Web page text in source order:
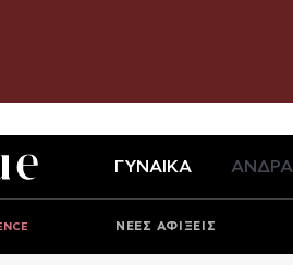
ΓΥΝΑΙΚΑ
ΝΕΕΣ ΑΦΙΞΕΙΣ